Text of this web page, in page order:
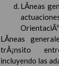
LÃ­neas
LÃ­neas
trÃ¡nsito
incluyendo las